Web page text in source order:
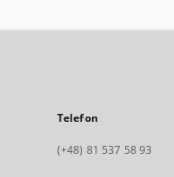
Telefon
(+48) 81 537 58 93